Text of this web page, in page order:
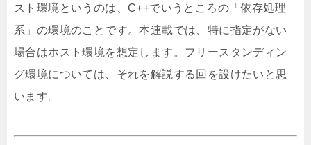
スト環境というのは、C++でいうところの「依存処理
系」の環境のことです。本連載では、特に指定がない
場合はホスト環境を想定します。フリースタンディン
グ環境については、それを解説する回を設けたいと思
います。